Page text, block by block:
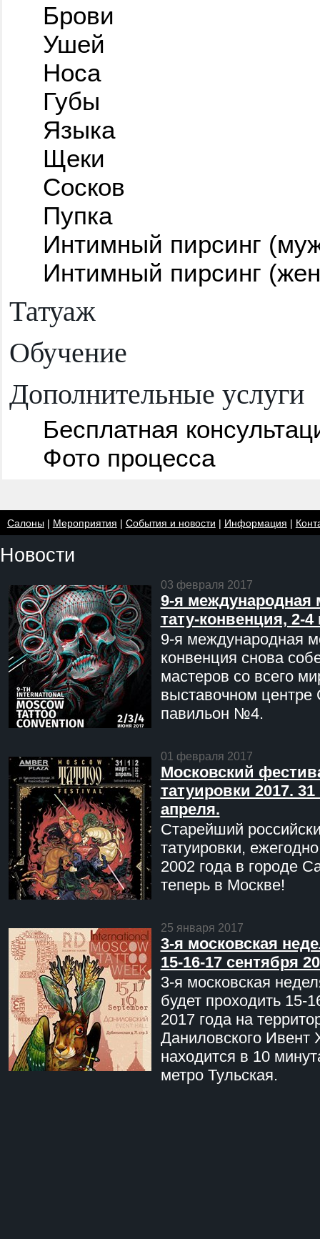
Брови
Ушей
Носа
Губы
Языка
Щеки
Сосков
Пупка
Интимный пирсинг
Интимный пирсинг
Татуаж
Обучение
Дополнительные услуги
Бесплатная
Фото процесса
Салоны| Мероприятия | События и новости | Информация |
Новости
03 февраля 2017
9-я международная
тату-конвенция, 2-
9-я международная
конвенция снова
мастеров со всего
выставочном центре
павильон №4.
01 февраля 2017
Московский
татуировки 2017. 31
апреля.
Старейший
татуировки,
2002 года в городе
теперь в Москве!
25 января 2017
3-я московская
15-16-17 сентября
3-я московская
будет проходить 15-
2017 года на
Даниловского Ивент
находится в 10
метро Тульская.